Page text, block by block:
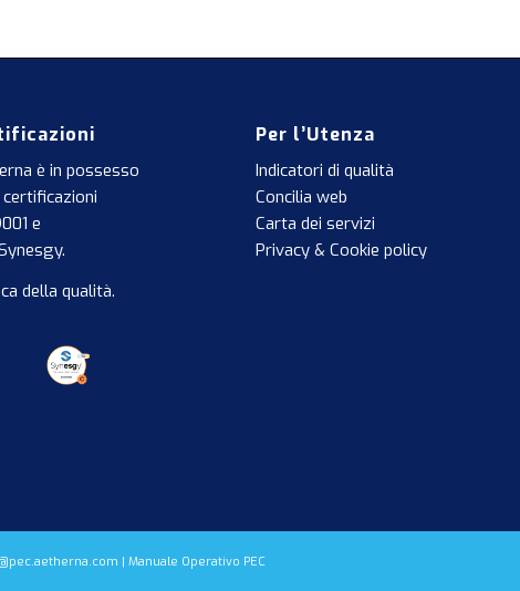
è in possesso
e
.
della qualità.
Per l’Utenza
Indicatori di qualità
Concilia web
Carta dei servizi
Privacy & Cookie policy
| Manuale Operativo PEC